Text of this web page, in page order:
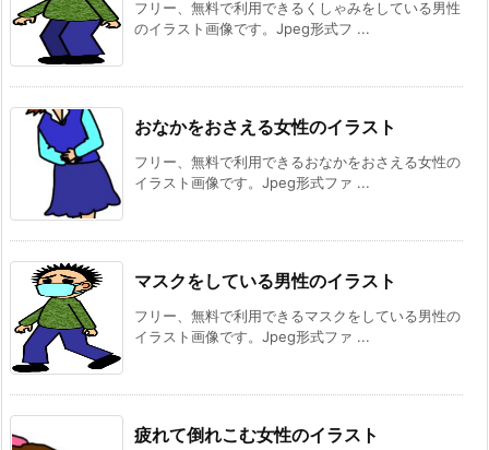
フリー、無料で利用できるくしゃみをしている男性
のイラスト画像です。Jpeg形式フ ...
おなかをおさえる女性のイラスト
フリー、無料で利用できるおなかをおさえる女性の
イラスト画像です。Jpeg形式ファ ...
マスクをしている男性のイラスト
フリー、無料で利用できるマスクをしている男性の
イラスト画像です。Jpeg形式ファ ...
疲れて倒れこむ女性のイラスト